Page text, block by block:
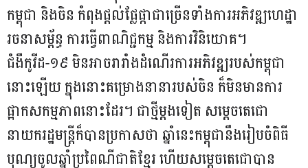
កម្ពុជា និងចិន កំពុងផ្តល់ផ្លែផ្កាជាច្រើនទាំងការអភិវឌ្ឍហេដ្ឋា
រចនាសម្ព័ន្ធ ការធ្វើពាណិជ្ជកម្ម និងការវិនិយោគ។
ជំងឺកូវីដ-១៩ មិនអាចរារាំងដំណើរការអភិវឌ្ឍរបស់កម្ពុជា
នោះឡើយ ក្នុងនោះគម្រោងនានារបស់ចិន ក៏មិនមានការ
ផ្អាកសកម្មភាពនោះដែរ។ ជាថ្មីម្តងទៀត សម្ដេចតេជោ
នាយករដ្ឋមន្ត្រីក៏បានប្រកាសថា ឆ្នាំនេះកម្ពុជានឹងរៀបចំពិធី
បុណ្យចូលឆ្នាំប្រពៃណីជាតិខ្មែរ ហើយសម្ដេចតេជោបាន